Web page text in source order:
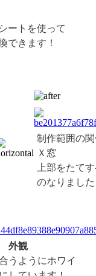
ートを使って
できます！
制作範囲の
Ｘ窓
上部をたて
のなりまし
外観
うようにホワイ